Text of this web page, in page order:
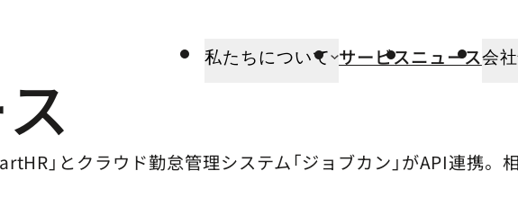
私たちについて サービスニュース会
の 」とクラウド勤怠管理システム「ジョブカン」がAPI連携